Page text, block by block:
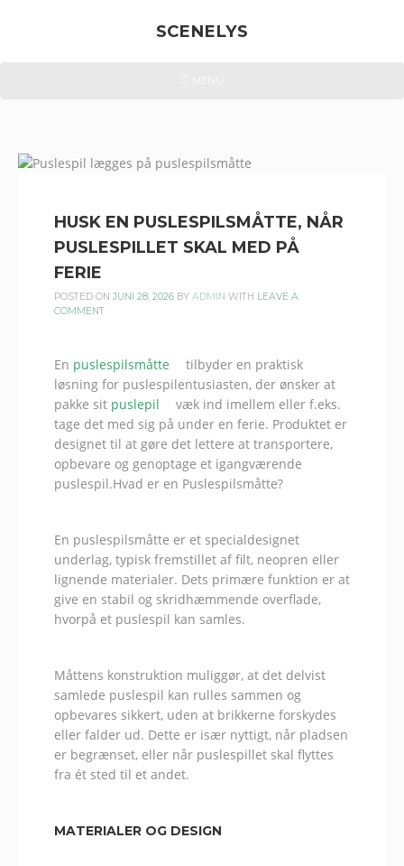
SCENELYS
OVER
TINGENE
HUSK EN PUSLESPILSMÅTTE, NÅR
PUSLESPILLET SKAL MED PÅ
FERIE
POSTED ON JUNI 28, 2026 BY ADMIN WITH LEAVE A
COMMENT
En puslespilsmåtte
tilbyder en praktisk
løsning for puslespilentusiasten, der ønsker at
pakke sit puslepil
væk ind imellem eller f.eks.
tage det med sig på under en ferie. Produktet er
designet til at gøre det lettere at transportere,
opbevare og genoptage et igangværende
puslespil.Hvad er en Puslespilsmåtte?
En puslespilsmåtte er et specialdesignet
underlag, typisk fremstillet af filt, neopren eller
lignende materialer. Dets primære funktion er at
give en stabil og skridhæmmende overflade,
hvorpå et puslespil kan samles.
Måttens konstruktion muliggør, at det delvist
samlede puslespil kan rulles sammen og
opbevares sikkert, uden at brikkerne forskydes
eller falder ud. Dette er især nyttigt, når pladsen
er begrænset, eller når puslespillet skal flyttes
fra ét sted til et andet.
MATERIALER OG DESIGN